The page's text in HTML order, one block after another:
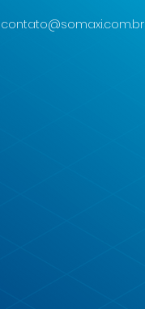
contato@somaxi.com.br